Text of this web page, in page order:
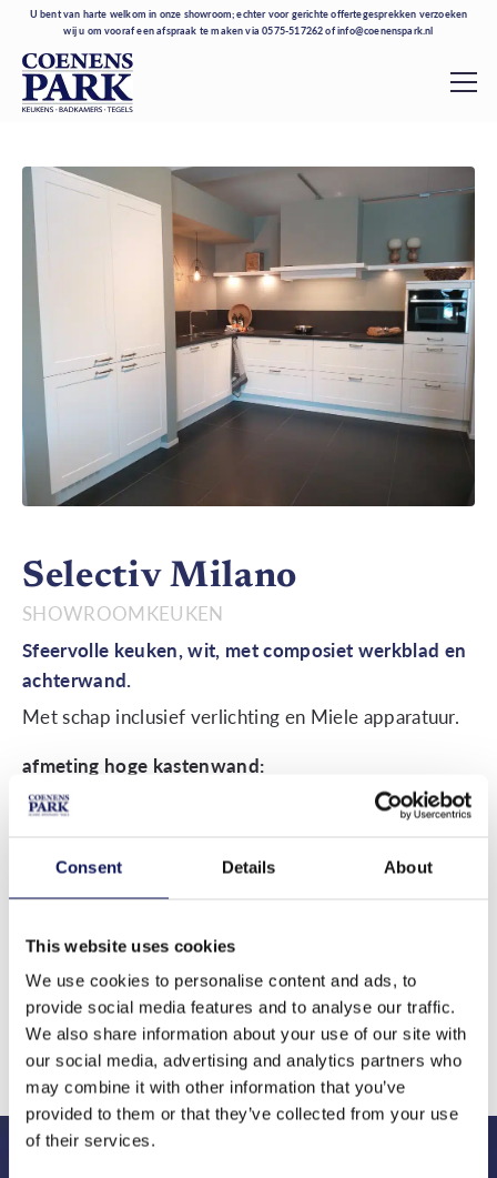
Consent Details About
This website uses cookies
We use cookies to personalise content and ads, to
provide social media features and to analyse our traffic.
We also share information about your use of our site with
our social media, advertising and analytics partners who
may combine it with other information that you’ve
provided to them or that they’ve collected from your use
of their services.
U bent van harte welkom in onze showroom; echter voor gerichte offertegesprekken verzoeken
wij u om vooraf een afspraak te maken via0575-517262ofinfo@coenenspark.nl
Selectiv Milano
SHOWROOMKEUKEN
Sfeervolle keuken, wit, met composiet werkblad en
achterwand.
Met schap inclusief verlichting en Miele apparatuur.
afmeting hoge kastenwand:
–
–
Meer informatie aanvragen